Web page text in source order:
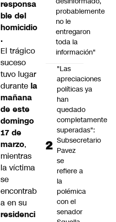
responsa
ble del
homicidio
.
El trágico
suceso
tuvo lugar
durante la
mañana
de este
domingo
17 de
marzo,
mientras
la víctima
se
encontrab
a en su
residenci
probablemente
no le
entregaron
toda la
información"
"Las
apreciaciones
políticas ya
han
quedado
completamente
superadas":
Subsecretario
Pavez
se
refiere a
la
polémica
con el
senador